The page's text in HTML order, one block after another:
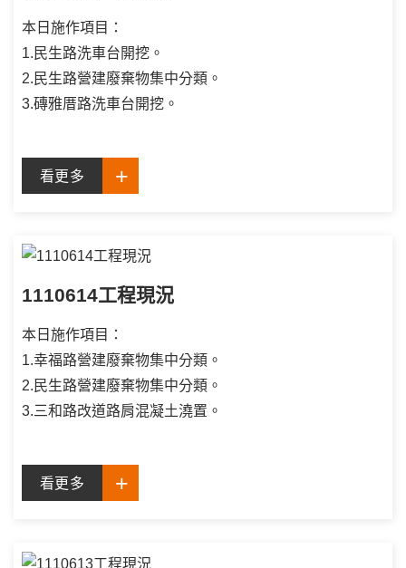
本日施作項目：
1.民生路洗車台開挖。
2.民生路營建廢棄物集中分類。
3.磚雅厝路洗車台開挖。
看更多
1110614工程現況
本日施作項目：
1.幸福路營建廢棄物集中分類。
2.民生路營建廢棄物集中分類。
3.三和路改道路肩混凝土澆置。
看更多